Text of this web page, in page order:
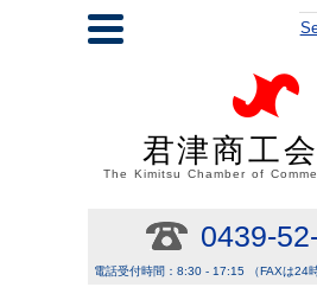
君津商工
The Kimitsu Chamber of
0439-
電話受付時間：8:30 - 17:15 （FAXは24